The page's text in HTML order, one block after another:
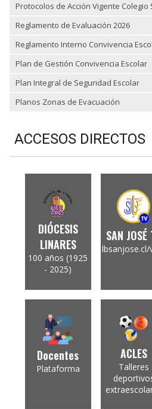
Protocolos de Acción Vigente Colegio
Reglamento de Evaluación 2026
Reglamento Interno Convivencia
Plan de Gestión Convivencia Escolar
Plan Integral de Seguridad Escolar
Planos Zonas de Evacuación
ACCESOS DIRECTOS
DIÓCESIS
LINARES
100 años (1925
- 2025)
SAN JOSÉ
lbsanjose.cl/
Docentes
Plataforma
ACLES
Talleres